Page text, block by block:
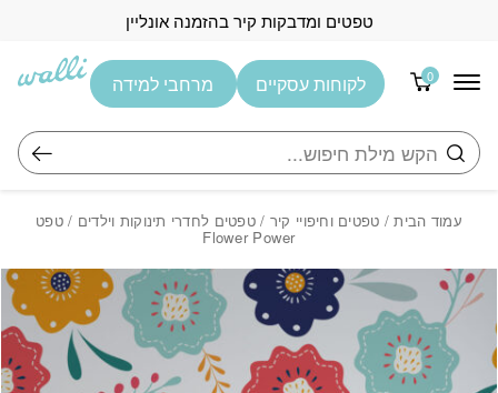
טפטים ומדבקות קיר בהזמנה אונליין
0
חיפוש
לקוחות עסקיים מרחבי למידה
עמוד הבית/ טפטים וחיפויי קיר / טפטים לחדרי תינוקות וילדים / טפט
Flower Power